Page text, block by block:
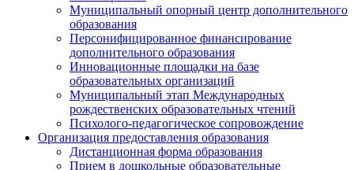
Муниципальный опорный центр дополнительного
образования
Персонифицированное финансирование
дополнительного образования
Инновационные площадки на базе
образовательных организаций
Муниципальный этап Международных
рождественских образовательных чтений
Психолого-педагогическое сопровождение
Организация предоставления образования
Дистанционная форма образования
Прием в дошкольные образовательные